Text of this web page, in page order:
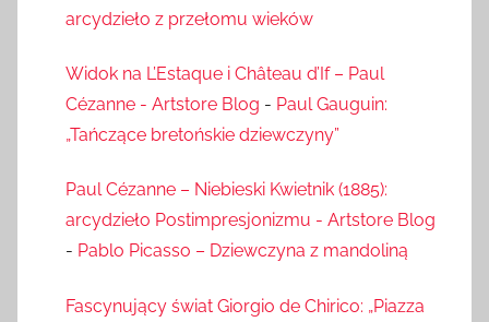
arcydzieło z przełomu wieków
Widok na L’Estaque i Château d’If – Paul
Cézanne - Artstore Blog - Paul Gauguin:
„Tańczące bretońskie dziewczyny”
Paul Cézanne – Niebieski Kwietnik (1885):
arcydzieło Postimpresjonizmu - Artstore Blog
- Pablo Picasso – Dziewczyna z mandoliną
Fascynujący świat Giorgio de Chirico: „Piazza